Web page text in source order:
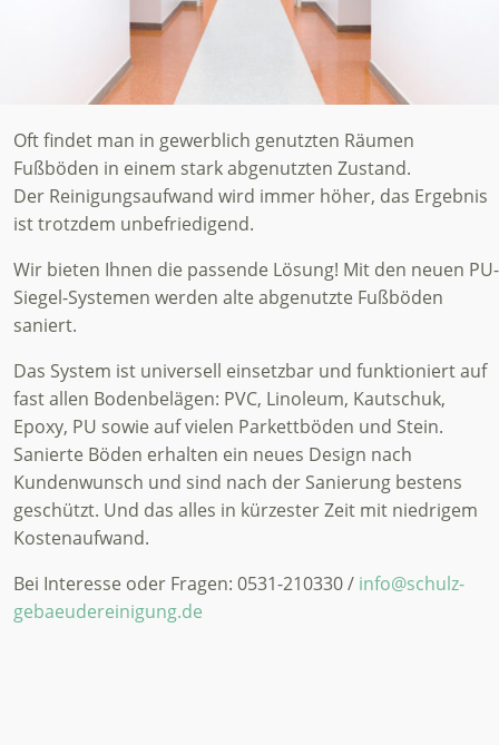
Oft findet man in gewerblich genutzten Räumen
Fußböden in einem stark abgenutzten Zustand.
Der Reinigungsaufwand wird immer höher, das Ergebnis
ist trotzdem unbefriedigend.
Wir bieten Ihnen die passende Lösung! Mit den neuen PU-
Siegel-Systemen werden alte abgenutzte Fußböden
saniert.
Das System ist universell einsetzbar und funktioniert auf
fast allen Bodenbelägen: PVC, Linoleum, Kautschuk,
Epoxy, PU sowie auf vielen Parkettböden und Stein.
Sanierte Böden erhalten ein neues Design nach
Kundenwunsch und sind nach der Sanierung bestens
geschützt. Und das alles in kürzester Zeit mit niedrigem
Kostenaufwand.
Bei Interesse oder Fragen: 0531-210330 / info@schulz-
gebaeudereinigung.de